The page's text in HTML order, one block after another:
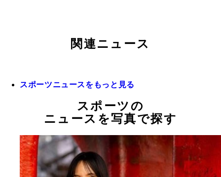
関連ニュース
スポーツニュースをもっと見る
スポーツの
ニュースを写真で探す